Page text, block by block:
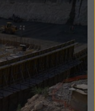
sobre nuestras
. También le
sus cookies